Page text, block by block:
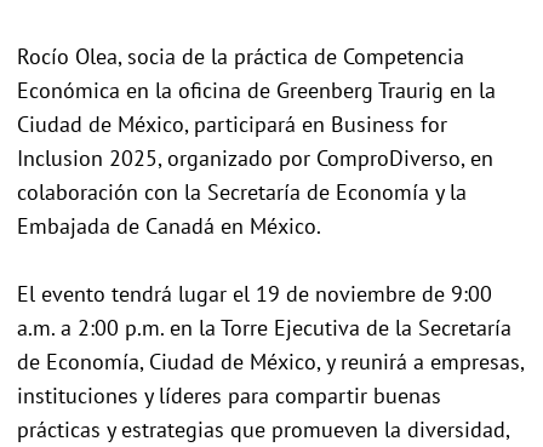
Rocío Olea, socia de la práctica de Competencia
Económica en la oficina de Greenberg Traurig en la
Ciudad de México, participará en Business for
Inclusion 2025, organizado por ComproDiverso, en
colaboración con la Secretaría de Economía y la
Embajada de Canadá en México.
El evento tendrá lugar el 19 de noviembre de 9:00
a.m. a 2:00 p.m. en la Torre Ejecutiva de la Secretaría
de Economía, Ciudad de México, y reunirá a empresas,
instituciones y líderes para compartir buenas
prácticas y estrategias que promueven la diversidad,